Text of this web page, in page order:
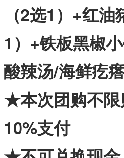
（2选1）+红
1）+铁板黑椒
酸辣汤/海鲜疙
★本次团购不限
10%支付